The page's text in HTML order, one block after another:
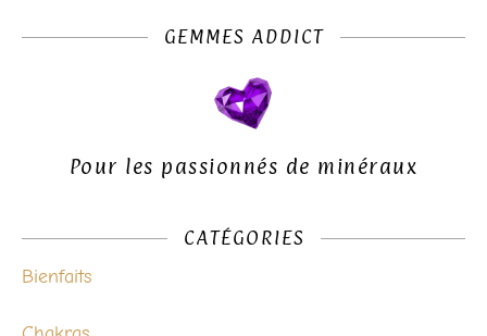
GEMMES ADDICT
Pour les passionnés de minéraux
CATÉGORIES
Bienfaits